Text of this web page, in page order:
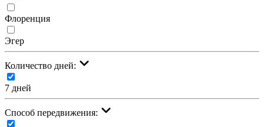
Флоренция
Эгер
Количество дней:
7 дней
Cпособ передвижения: